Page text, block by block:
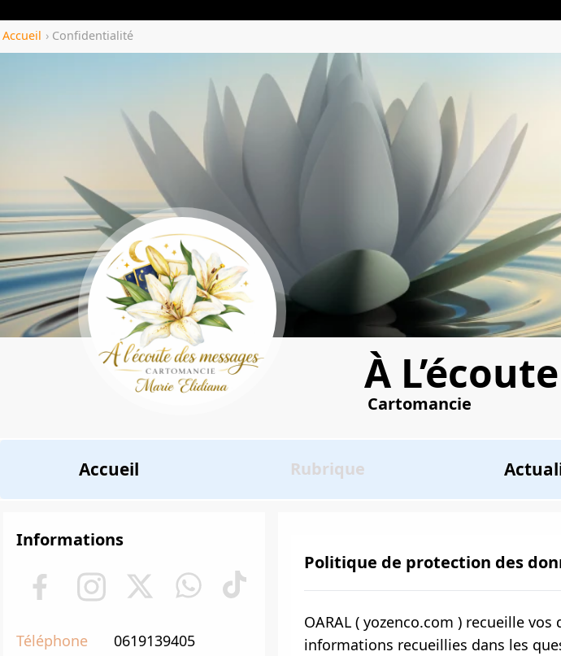
Accueil › Confidentialité
À
Cartomancie
Accueil Rubrique
Informations
Téléphone 0619139405
Politique de protection des
OARAL ( yozenco.com ) recueille
informations recueillies dans les